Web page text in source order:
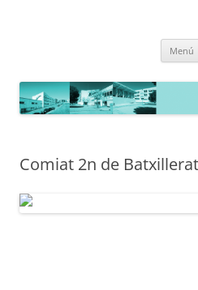
Menú
Comiat 2n de Batxillerat